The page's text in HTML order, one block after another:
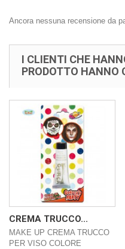
Ancora nessuna recensione da
I CLIENTI CHE
PRODOTTO HANNO
CREMA TRUCCO...
MAKE UP CREMA TRUCCO
PER VISO COLORE